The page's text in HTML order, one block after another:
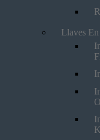
Llaves